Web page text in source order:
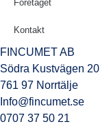
Företaget
Kontakt
FINCUMET AB
Södra Kustvägen 20
761 97 Norrtälje
Info@fincumet.se
0707 37 50 21